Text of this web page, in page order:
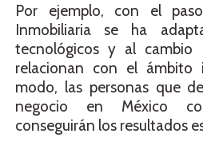
Por ejemplo, con el
Inmobiliaria se ha
tecnológicos y al cambio
relacionan con el ámbito
modo, las personas que
negocio en México
conseguirán los resultados